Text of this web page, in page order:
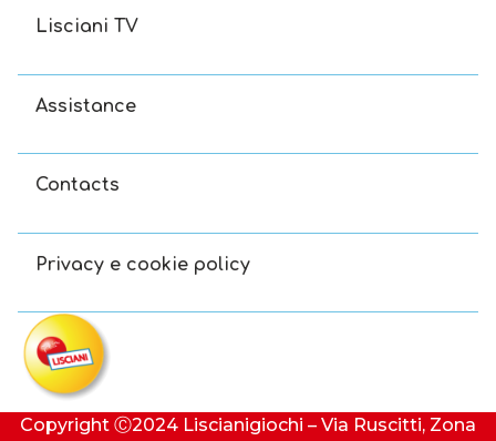
Lisciani TV
Assistance
Contacts
Privacy e cookie policy
Copyright Ⓒ2024 Liscianigiochi – Via Ruscitti, Zona